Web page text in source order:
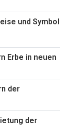
und Symbol
Erbe in neuen
der
der